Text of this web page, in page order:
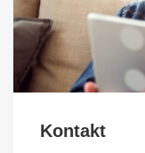
Kontakt